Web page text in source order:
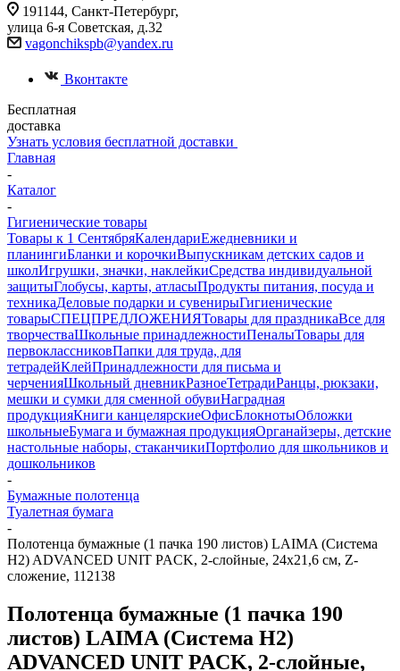
191144, Санкт-Петербург,
улица 6-я Советская, д.32
vagonchikspb@yandex.ru
Вконтакте
Бесплатная
доставка
Узнать условия бесплатной доставки
Главная
-
Каталог
-
Гигиенические товары
Товары к 1 СентябряКалендариЕжедневники и
планингиБланки и корочкиВыпускникам детских садов и
школИгрушки, значки, наклейкиСредства индивидуальной
защитыГлобусы, карты, атласыПродукты питания, посуда и
техникаДеловые подарки и сувенирыГигиенические
товарыСПЕЦПРЕДЛОЖЕНИЯТовары для праздникаВсе для
творчестваШкольные принадлежностиПеналыТовары для
первоклассниковПапки для труда, для
тетрадейКлейПринадлежности для письма и
черченияШкольный дневникРазноеТетрадиРанцы, рюкзаки,
мешки и сумки для сменной обувиНаградная
продукцияКниги канцелярскиеОфисБлокнотыОбложки
школьныеБумага и бумажная продукцияОрганайзеры, детские
настольные наборы, стаканчикиПортфолио для школьников и
дошкольников
-
Бумажные полотенца
Туалетная бумага
-
Полотенца бумажные (1 пачка 190 листов) LAIMA (Система
H2) ADVANCED UNIT PACK, 2-слойные, 24х21,6 см, Z-
сложение, 112138
Полотенца бумажные (1 пачка 190
листов) LAIMA (Система H2)
ADVANCED UNIT PACK, 2-слойные,